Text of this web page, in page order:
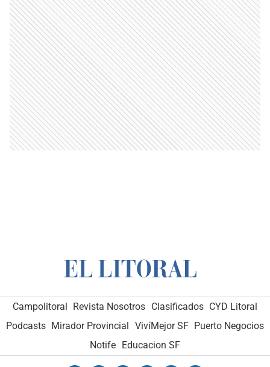
Campolitoral Revista Nosotros Clasificados CYD Litoral
Podcasts Mirador Provincial VivíMejor SF Puerto Negocios
Notife Educacion SF